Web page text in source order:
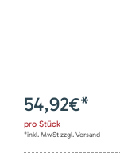
54,92€*
pro Stück
*inkl. MwSt zzgl. Versand